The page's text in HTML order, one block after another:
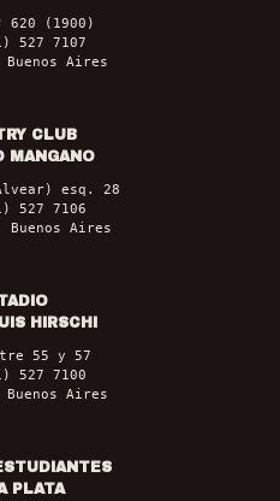
620 (1900)
527 7107
Aires
CLUB
MANGANO
esq. 28
527 7106
Aires
HIRSCHI
55 y 57
527 7100
Aires
PLATA